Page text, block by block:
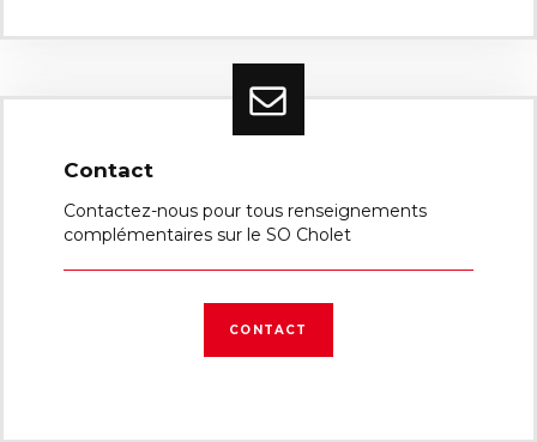
Contact
Contactez-nous pour tous renseignements
complémentaires sur le SO Cholet
CONTACT